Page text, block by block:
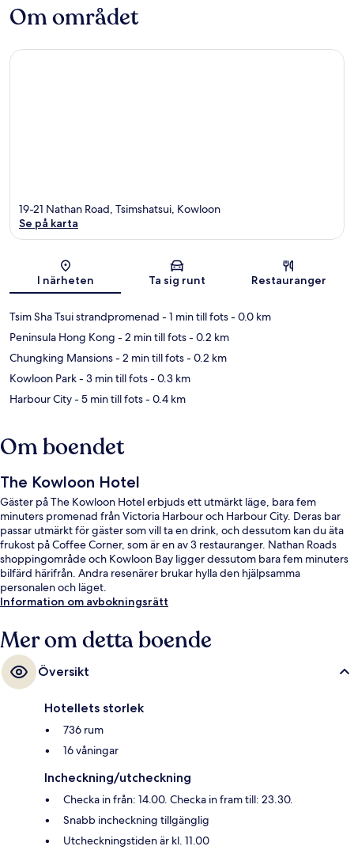
Om området
Karta
19-21 Nathan Road, Tsimshatsui, Kowloon
Se på karta
I närheten Ta sig runt Restauranger
Tsim Sha Tsui strandpromenad - 1 min till fots- 0.0 km
Peninsula Hong Kong - 2 min till fots- 0.2 km
Chungking Mansions- 2 min till fots- 0.2 km
Kowloon Park- 3 min till fots- 0.3 km
Harbour City- 5 min till fots- 0.4 km
Om boendet
The Kowloon Hotel
Gäster på The Kowloon Hotel erbjuds ett utmärkt läge, bara fem
minuters promenad från Victoria Harbour och Harbour City. Deras bar
passar utmärkt för gäster som vill ta en drink, och dessutom kan du äta
frukost på Coffee Corner, som är en av 3 restauranger. Nathan Roads
shoppingområde och Kowloon Bay ligger dessutom bara fem minuters
bilfärd härifrån. Andra resenärer brukar hylla den hjälpsamma
personalen och läget.
Information om avbokningsrätt
Mer om detta boende
Översikt
Hotellets storlek
736 rum
16 våningar
Incheckning/utcheckning
Checka in från: 14.00. Checka in fram till: 23.30.
Snabb incheckning tillgänglig
Utcheckningstiden är kl. 11.00